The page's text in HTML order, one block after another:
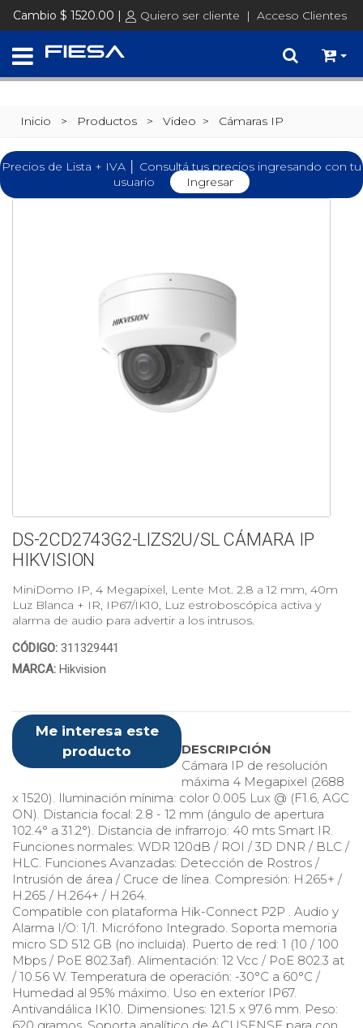
Cambio $ 1520.00 | Quiero ser cliente | Acceso Clientes
Inicio > Productos > Video > Cámaras IP
Precios de Lista + IVA │ Consultá tus precios ingresando con tu
usuario
Ingresar
DS-2CD2743G2-LIZS2U/SL CÁMARA IP
HIKVISION
MiniDomo IP, 4 Megapixel, Lente Mot. 2.8 a 12 mm, 40m
Luz Blanca + IR, IP67/IK10, Luz estroboscópica activa y
alarma de audio para advertir a los intrusos.
CÓDIGO: 311329441
MARCA: Hikvision
Me interesa este
producto
DESCRIPCIÓN
Cámara IP de resolución
máxima 4 Megapixel (2688
x 1520). Iluminación mínima: color 0.005 Lux @ (F1.6, AGC
ON). Distancia focal: 2.8 - 12 mm (ángulo de apertura
102.4° a 31.2°). Distancia de infrarrojo: 40 mts Smart IR.
Funciones normales: WDR 120dB / ROI / 3D DNR / BLC /
HLC. Funciones Avanzadas: Detección de Rostros /
Intrusión de área / Cruce de línea. Compresión: H.265+ /
H.265 / H.264+ / H.264.
Compatible con plataforma Hik-Connect P2P . Audio y
Alarma I/O: 1/1. Micrófono Integrado. Soporta memoria
micro SD 512 GB (no incluida). Puerto de red: 1 (10 / 100
Mbps / PoE 802.3af). Alimentación: 12 Vcc / PoE 802.3 at
/ 10.56 W. Temperatura de operación: -30°C a 60°C /
Humedad al 95% máximo. Uso en exterior IP67.
Antivandálica IK10. Dimensiones: 121.5 x 97.6 mm. Peso: